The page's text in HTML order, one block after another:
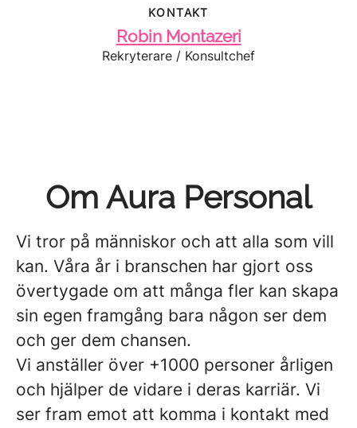
KONTAKT
Robin Montazeri
Rekryterare / Konsultchef
Om Aura Personal
Vi tror på människor och att alla som vill
kan. Våra år i branschen har gjort oss
övertygade om att många fler kan skapa
sin egen framgång bara någon ser dem
och ger dem chansen.
Vi anställer över +1000 personer årligen
och hjälper de vidare i deras karriär. Vi
ser fram emot att komma i kontakt med